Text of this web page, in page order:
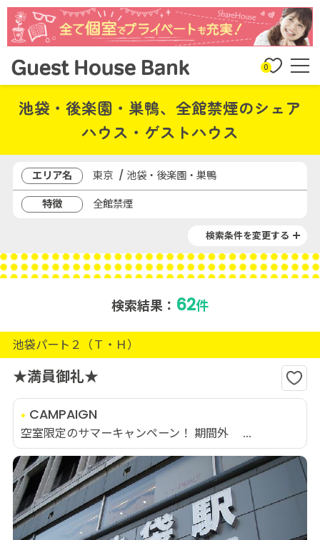
0
池袋・後楽園・巣鴨、全館禁煙のシェア
ハウス・ゲストハウス
エリア名
東京 / 池袋・後楽園・巣鴨
特徴
全館禁煙
検索条件を変更する
検索結果： 62件
池袋パート２（Ｔ・Ｈ）
★満員御礼★
CAMPAIGN
空室限定のサマーキャンペーン！ 期間外 ...